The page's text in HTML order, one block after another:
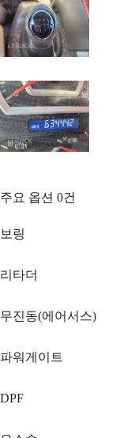
주요 옵션 0건
보링
리타더
무진동(에어서스)
파워게이트
DPF